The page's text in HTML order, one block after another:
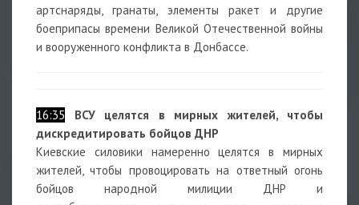
артснаряды, гранаты, элементы ракет и другие
боеприпасы времени Великой Отечественной войны
и вооруженного конфликта в Донбассе.
16:35
ВСУ целятся в мирных жителей, чтобы
дискредитировать бойцов ДНР
Киевские силовики намеренно целятся в мирных
жителей, чтобы провоцировать на ответный огонь
бойцов народной милиции ДНР и